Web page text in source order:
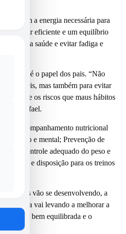
tenham a energia necessária para
muscular eficiente e um equilíbrio
a saúde e evitar fadiga e
é o papel dos pais. “Não
saudáveis, mas também para evitar
sobre os riscos que maus hábitos
Rafael.
do acompanhamento nutricional
físico e mental; Prevenção de
Controle adequado do peso e
energia e disposição para os treinos
ginastas vão se desenvolvendo, a
atleta vai levando a melhorar a
bem equilibrada e o